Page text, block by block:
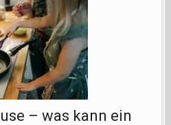
– was kann ein